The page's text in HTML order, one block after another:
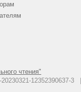
чтения"
20230321-